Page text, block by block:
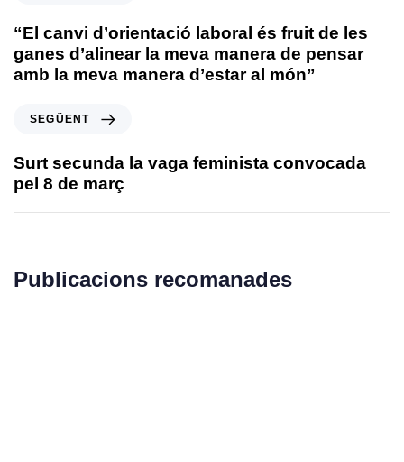
“El canvi d’orientació laboral és fruit de les
ganes d’alinear la meva manera de pensar
amb la meva manera d’estar al món”
SEGÜENT
Surt secunda la vaga feminista convocada
pel 8 de març
Publicacions recomanades